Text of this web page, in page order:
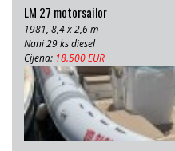
LM 27 motorsailor
1981, 8,4 x 2,6 m
Nani 29 ks diesel
Cijena: 18.500 EUR